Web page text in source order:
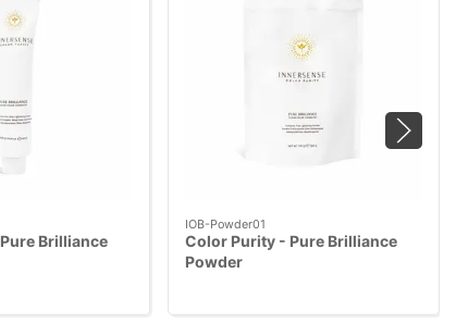
Brilliance
IOB-Powder01
Color Purity - Pure Brilliance
Powder